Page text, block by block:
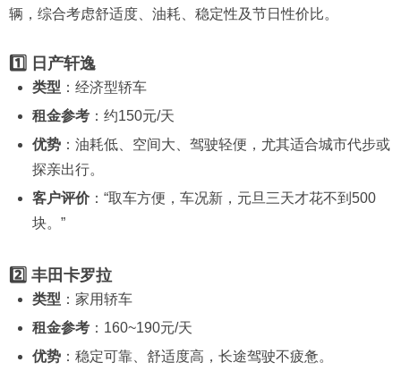
辆，综合考虑舒适度、油耗、稳定性及节日性价比。
1️⃣ 日产轩逸
类型 ：经济型轿车
租金参考：约150元/天
优势：油耗低、空间大、驾驶轻便，尤其适合城市代步或
探亲出行。
客户评价：“取车方便，车况新，元旦三天才花不到500
块。”
2️⃣ 丰田卡罗拉
类型 ：家用轿车
租金参考：160~190元/天
优势：稳定可靠、舒适度高，长途驾驶不疲惫。